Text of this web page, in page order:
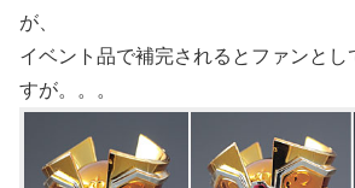
が、
イベント品で補完されるとファンと
すが。。。